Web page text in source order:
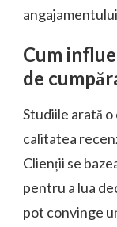
Cum
de
Studiile arată
calitatea
Clienții se
pentru a lua
pot convinge